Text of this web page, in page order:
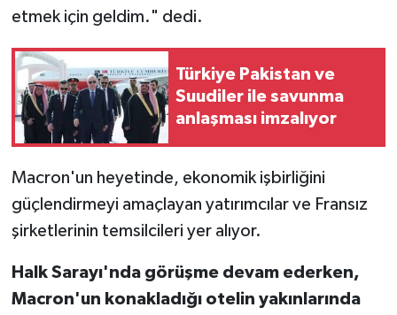
etmek için geldim." dedi.
Türkiye Pakistan ve
Suudiler ile savunma
anlaşması imzalıyor
Macron'un heyetinde, ekonomik işbirliğini
güçlendirmeyi amaçlayan yatırımcılar ve Fransız
şirketlerinin temsilcileri yer alıyor.
Halk Sarayı'nda görüşme devam ederken,
Macron'un konakladığı otelin yakınlarında